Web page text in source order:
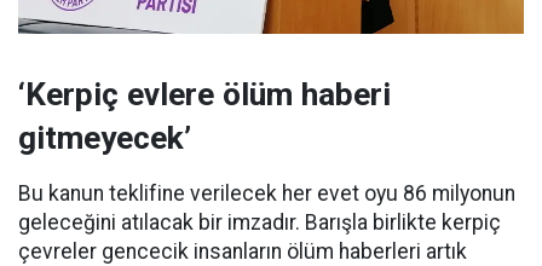
‘Kerpiç evlere ölüm haberi
gitmeyecek’
Bu kanun teklifine verilecek her evet oyu 86 milyonun
geleceğini atılacak bir imzadır. Barışla birlikte kerpiç
çevreler gencecik insanların ölüm haberleri artık